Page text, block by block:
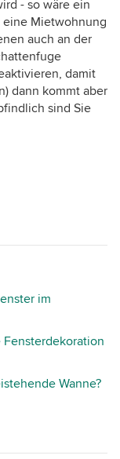
- so wäre ein
eine Mietwohnung
auch an der
damit
dann kommt aber
sind Sie
im
Wanne?